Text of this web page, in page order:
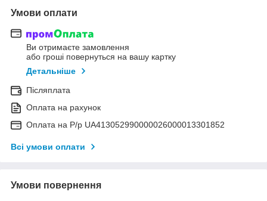
Умови оплати
Ви отримаєте замовлення
або гроші повернуться на вашу картку
Детальніше
Післяплата
Оплата на рахунок
Оплата на Р/р UA413052990000026000013301852
Всі умови оплати
Умови повернення